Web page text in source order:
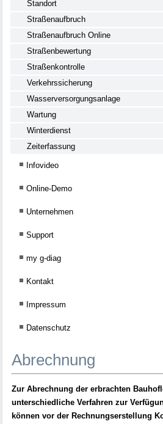
Standort
Straßenaufbruch
Straßenaufbruch Online
Straßenbewertung
Straßenkontrolle
Verkehrssicherung
Wasserversorgungsanlage
Wartung
Winterdienst
Zeiterfassung
Infovideo
Online-Demo
Unternehmen
Support
my g-diag
Kontakt
Impressum
Datenschutz
Abrechnung
Zur Abrechnung der erbrachten
unterschiedliche Verfahren zur
können vor der Rechnungserstellung